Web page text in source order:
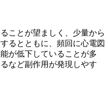
ことが望ましく、少量から
るとともに、頻回に心電図
が低下していることが多
など副作用が発現しやす